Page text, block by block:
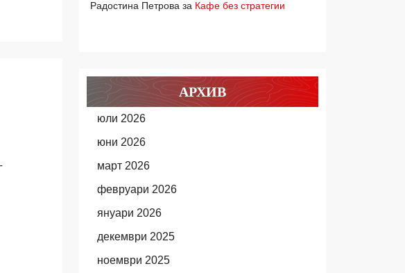
Радостина Петрова за Кафе без стратегии
АРХИВ
юли 2026
юни 2026
март 2026
февруари 2026
януари 2026
декември 2025
ноември 2025